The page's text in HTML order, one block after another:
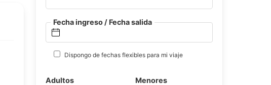
Fecha ingreso / Fecha salida
Dispongo de fechas flexibles para mi viaje
Adultos Menores